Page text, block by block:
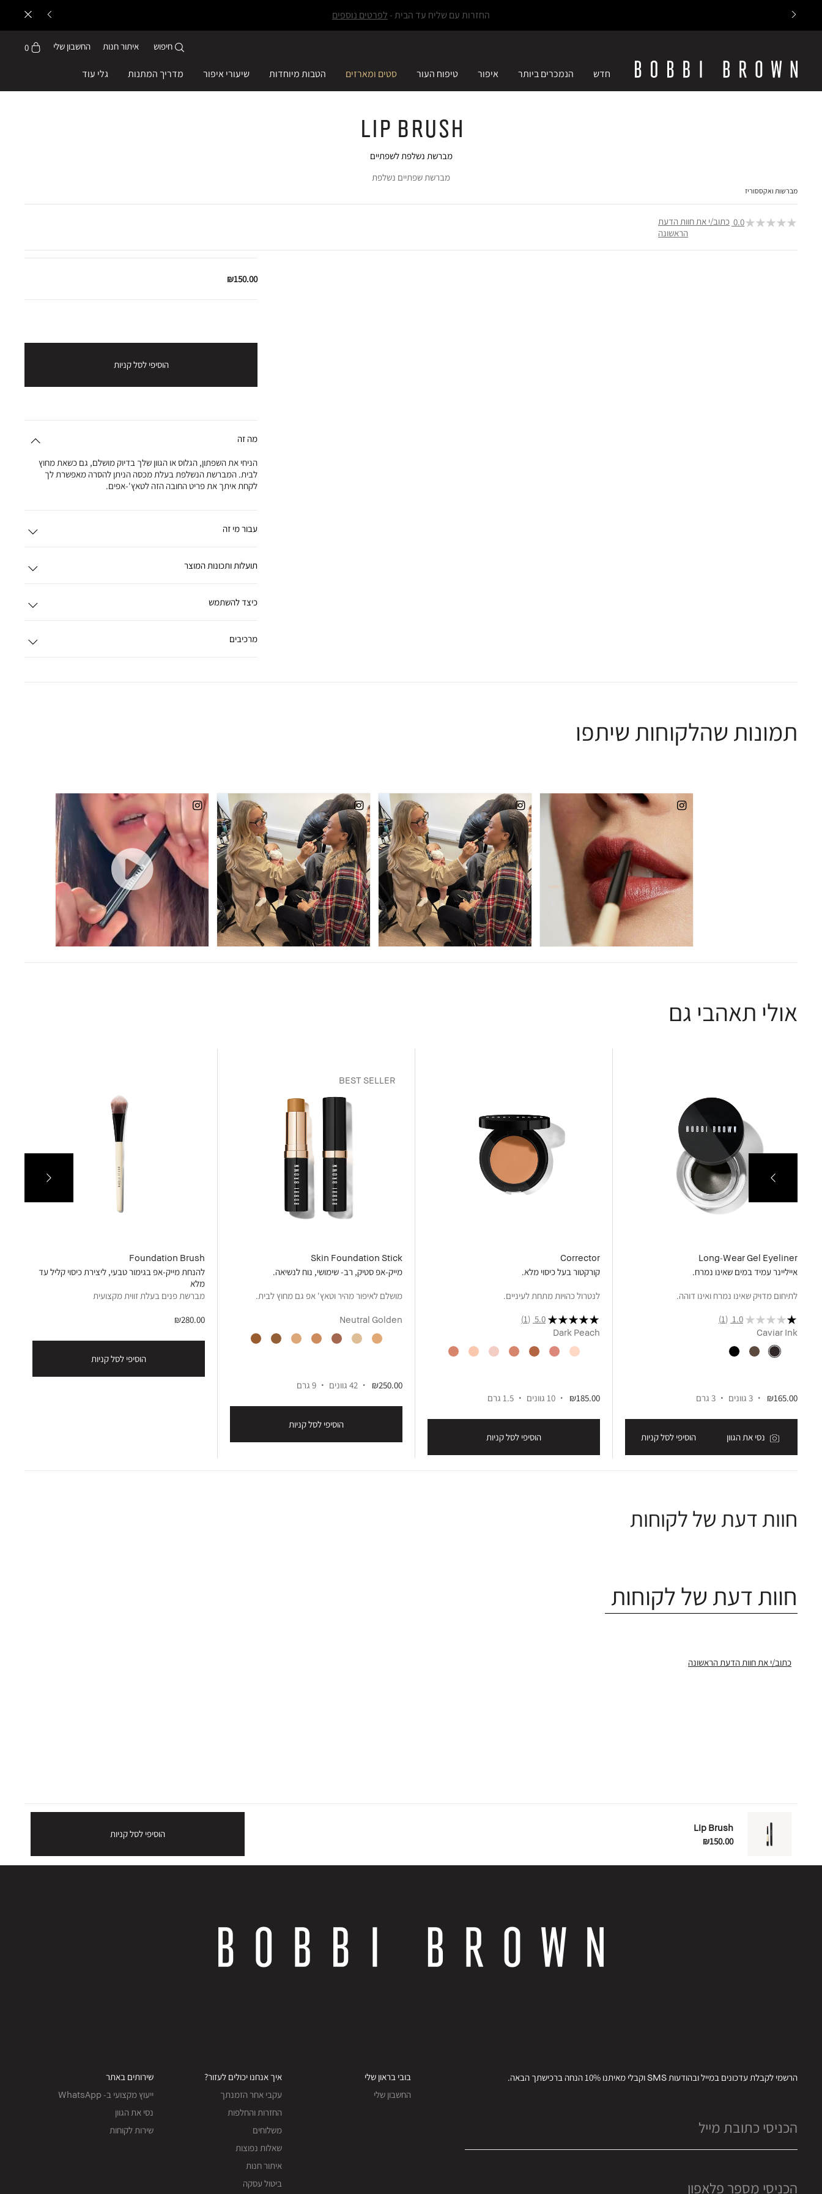
החזרות עם שליח עד הבית - לפרטים נוספים
חדש הנמכרים ביותר איפור טיפוח העור סטים ומארזים הטבות מיוחדות שיעורי איפור מדריך המתנות גלי עוד
חיפוש איתור חנות החשבון שלי 0
Lip Brush
מברשת נשלפת לשפתיים
מברשת שפתיים נשלפת
מברשות ואקססוריז
0.0 כתוב/י את חוות הדעת
הראשונה
₪150.00
הוסיפי לסל קניות
מה זה
הניחי את השפתון, הגלוס או הגוון שלך בדיוק מושלם, גם כשאת מחוץ
לבית. המברשת הנשלפת בעלת מכסה הניתן להסרה מאפשרת לך
לקחת איתך את פריט החובה הזה לטאץ'-אפים.
עבור מי זה
תועלות ותכונות המוצר
כיצד להשתמש
מרכיבים
תמונות שהלקוחות שיתפו
אולי תאהבי גם
Long-Wear Gel Eyeliner
אייליינר עמיד במים שאינו נמרח.
לתיחום מדויק שאינו נמרח ואינו דוהה.
1.0
(1)
Caviar Ink
₪165.00 3 גוונים 3 גרם
נסי את הגוון הוסיפי לסל קניות
Corrector
קורקטור בעל כיסוי מלא.
לנטרול כהויות מתחת לעיניים.
5.0
(1)
Dark Peach
₪185.00 10 גוונים 1.5 גרם
הוסיפי לסל קניות
BEST SELLER
Skin Foundation Stick
מייק-אפ סטיק, רב- שימושי, נוח לנשיאה.
מושלם לאיפור מהיר וטאץ' אפ גם מחוץ לבית.
Neutral Golden
₪250.00 42 גוונים 9 גרם
הוסיפי לסל קניות
Foundation Brush
להנחת מייק-אפ בגימור טבעי, ליצירת כיסוי קליל עד
מלא
מברשת פנים בעלת זווית מקצועית
₪280.00
הוסיפי לסל קניות
חוות דעת של לקוחות
חוות דעת של לקוחות
כתוב/י את חוות הדעת הראשונה
Lip Brush
₪150.00
הוסיפי לסל קניות
הרשמי לקבלת עדכונים במייל ובהודעות SMS וקבלי מאיתנו 10% הנחה ברכישתך הבאה.
בובי בראון שלי
החשבון שלי
איך אנחנו יכולים לעזור?
עקבי אחר הזמנתך
החזרות והחלפות
משלוחים
שאלות נפוצות
איתור חנות
ביטול עסקה
שירותים באתר
ייעוץ מקצועי ב- WhatsApp
נסי את הגוון
שירות לקוחות